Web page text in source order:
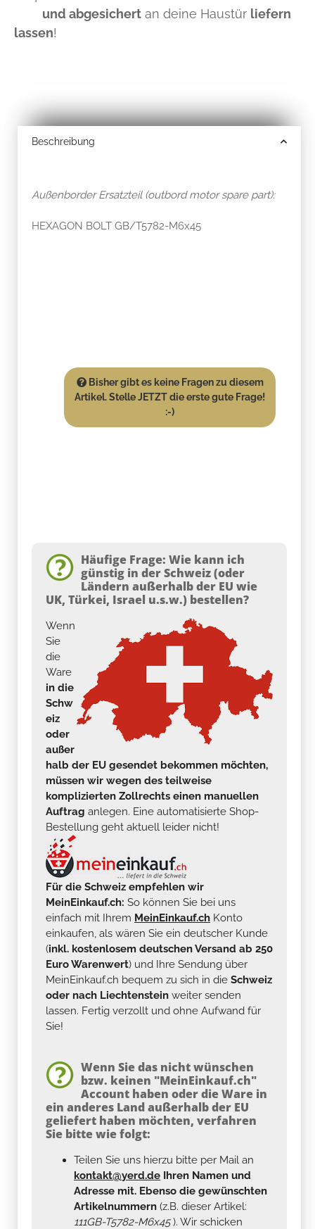
und abgesichert an deine Haustür liefern
lassen!
Beschreibung
Außenborder Ersatzteil (outbord motor spare part):
HEXAGON BOLT GB/T5782-M6x45
Bisher gibt es keine Fragen zu diesem
Artikel. Stelle JETZT die erste gute Frage!
:-)
Häufige Frage: Wie kann ich
günstig in der Schweiz (oder
Ländern außerhalb der EU wie
UK, Türkei, Israel u.s.w.) bestellen?
Wenn
Sie
die
Ware
in die
Schw
eiz
oder
außer
halb der EU gesendet bekommen möchten,
müssen wir wegen des teilweise
komplizierten Zollrechts einen manuellen
Auftrag anlegen. Eine automatisierte Shop-
Bestellung geht aktuell leider nicht!
Für die Schweiz empfehlen wir
MeinEinkauf.ch: So können Sie bei uns
einfach mit Ihrem MeinEinkauf.ch Konto
einkaufen, als wären Sie ein deutscher Kunde
(inkl. kostenlosem deutschen Versand ab 250
Euro Warenwert) und Ihre Sendung über
MeinEinkauf.ch bequem zu sich in die Schweiz
oder nach Liechtenstein weiter senden
lassen. Fertig verzollt und ohne Aufwand für
Sie!
Wenn Sie das nicht wünschen
bzw. keinen "MeinEinkauf.ch"
Account haben oder die Ware in
ein anderes Land außerhalb der EU
geliefert haben möchten, verfahren
Sie bitte wie folgt:
Teilen Sie uns hierzu bitte per Mail an
kontakt@yerd.de Ihren Namen und
Adresse mit. Ebenso die gewünschten
Artikelnummern (z.B. dieser Artikel:
111GB-T5782-M6x45). Wir schicken